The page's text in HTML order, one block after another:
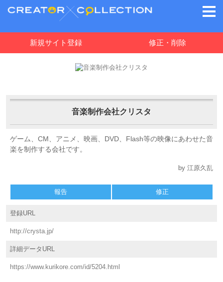
新規サイト登録 修正・削除
音楽制作会社クリスタ
ゲーム、CM、アニメ、映画、DVD、Flash等の映像にあわせた音
楽を制作する会社です。
by 江原久乱
報告 修正
登録URL
http://crysta.jp/
詳細データURL
https://www.kurikore.com/id/5204.html